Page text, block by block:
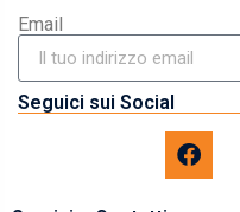
Email
Seguici sui Social